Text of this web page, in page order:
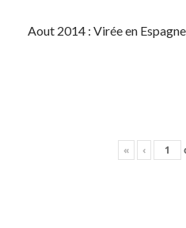
Aout 2014 : Virée en
« ‹